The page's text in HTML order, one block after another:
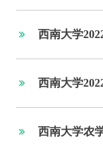
西南大学
西南大学
西南大学农